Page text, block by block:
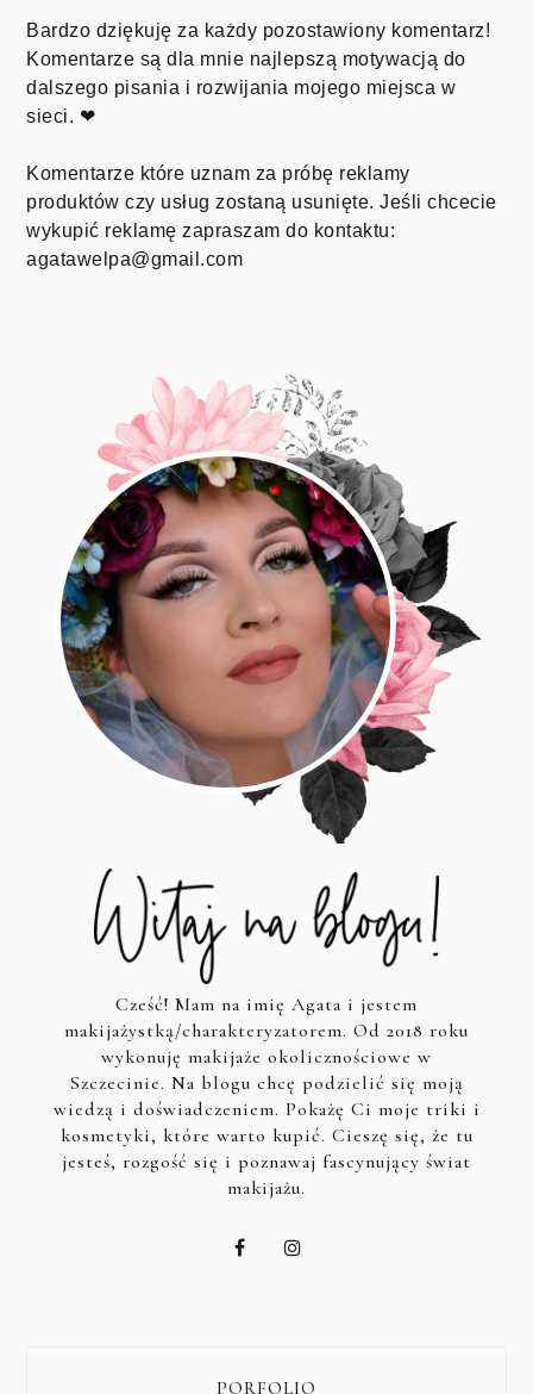
Bardzo dziękuję za każdy pozostawiony komentarz!
Komentarze są dla mnie najlepszą motywacją do
dalszego pisania i rozwijania mojego miejsca w
sieci. ❤
Komentarze które uznam za próbę reklamy
produktów czy usług zostaną usunięte. Jeśli chcecie
wykupić reklamę zapraszam do kontaktu:
agatawelpa@gmail.com
Cześć! Mam na imię Agata i jestem
makijażystką/charakteryzatorem. Od 2018 roku
wykonuję makijaże okolicznościowe w
Szczecinie. Na blogu chcę podzielić się moją
wiedzą i doświadczeniem. Pokażę Ci moje triki i
kosmetyki, które warto kupić. Cieszę się, że tu
jesteś, rozgość się i poznawaj fascynujący świat
makijażu.
PORFOLIO